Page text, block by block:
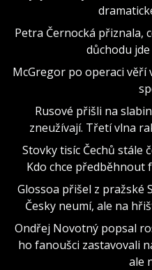
Petra Černocká přiznala,
důchodu
McGregor po operaci
Rusové přišli na
zneužívají. Třetí vlna
Stovky tisíc Čechů stále
Kdo chce
Glossoa přišel z pražské
Česky neumí, ale na
Ondřej Novotný popsal
ho fanoušci zastavovali
ale